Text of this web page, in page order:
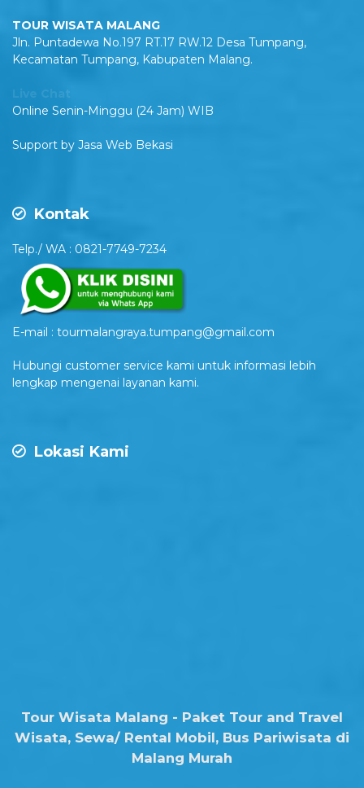
TOUR WISATA MALANG
Jln. Puntadewa No.197 RT.17 RW.12 Desa Tumpang,
Kecamatan Tumpang, Kabupaten Malang.
Live Chat
Online Senin-Minggu (24 Jam) WIB
Support by Jasa Web Bekasi
Kontak
Telp./ WA : 0821-7749-7234
E-mail : tourmalangraya.tumpang@gmail.com
Hubungi customer service kami untuk informasi lebih
lengkap mengenai layanan kami.
Lokasi Kami
Tour Wisata Malang - Paket Tour and Travel
Wisata, Sewa/ Rental Mobil, Bus Pariwisata di
Malang Murah